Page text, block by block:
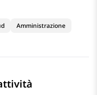
Amministrazione